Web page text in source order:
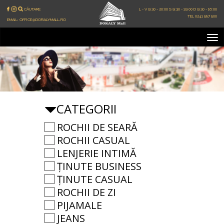
EMAIL: OFFICE@DORALYMALL.RO
L - V 9:30 - 20:00 S 9:30 - 19:00 D 9:30 - 16:00
TEL 0241 587 500
CATEGORII
ROCHII DE SEARĂ
ROCHII CASUAL
LENJERIE INTIMĂ
ȚINUTE BUSINESS
ȚINUTE CASUAL
ROCHII DE ZI
PIJAMALE
JEANS